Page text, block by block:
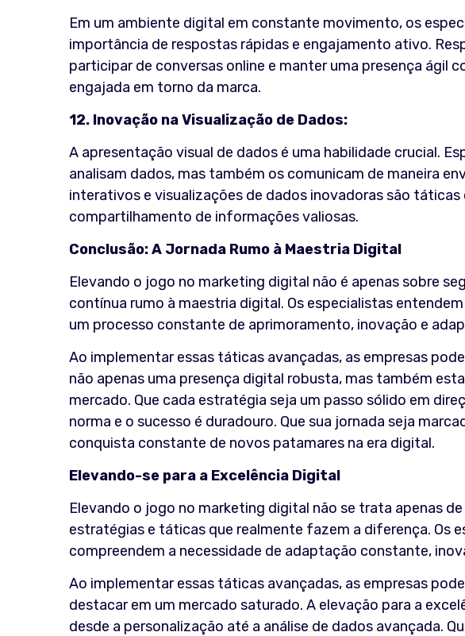
Em um ambiente digital em constante movimento, os
importância de respostas rápidas e engajamento ativo.
participar de conversas online e manter uma presença ágil
engajada em torno da marca.
12. Inovação na Visualização de Dados:
A apresentação visual de dados é uma habilidade crucial.
analisam dados, mas também os comunicam de maneira
interativos e visualizações de dados inovadoras são
compartilhamento de informações valiosas.
Conclusão: A Jornada Rumo à Maestria Digital
Elevando o jogo no marketing digital não é apenas sobre
contínua rumo à maestria digital. Os especialistas
um processo constante de aprimoramento, inovação e
Ao implementar essas táticas avançadas, as empresas
não apenas uma presença digital robusta, mas também
mercado. Que cada estratégia seja um passo sólido em
norma e o sucesso é duradouro. Que sua jornada seja
conquista constante de novos patamares na era digital.
Elevando-se para a Excelência Digital
Elevando o jogo no marketing digital não se trata apenas
estratégias e táticas que realmente fazem a diferença. Os
compreendem a necessidade de adaptação constante,
Ao implementar essas táticas avançadas, as empresas
destacar em um mercado saturado. A elevação para a
desde a personalização até a análise de dados avançada.